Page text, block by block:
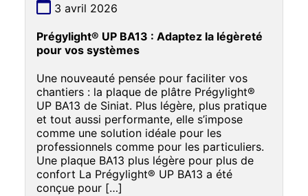
3 avril 2026
Prégylight® UP BA13 : Adaptez la légèreté
pour vos systèmes
Une nouveauté pensée pour faciliter vos
chantiers : la plaque de plâtre Prégylight®
UP BA13 de Siniat. Plus légère, plus pratique
et tout aussi performante, elle s’impose
comme une solution idéale pour les
professionnels comme pour les particuliers.
Une plaque BA13 plus légère pour plus de
confort La Prégylight® UP BA13 a été
conçue pour […]